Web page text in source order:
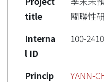
title
關聯性
Interna
l ID
100-
Princip
YANN-